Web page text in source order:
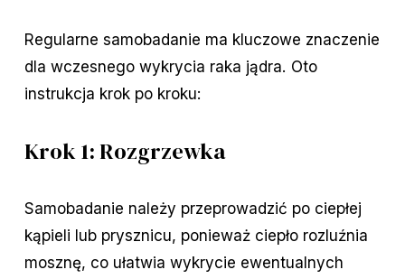
Regularne samobadanie ma kluczowe znaczenie
dla wczesnego wykrycia raka jądra. Oto
instrukcja krok po kroku:
Krok 1: Rozgrzewka
Samobadanie należy przeprowadzić po ciepłej
kąpieli lub prysznicu, ponieważ ciepło rozluźnia
mosznę, co ułatwia wykrycie ewentualnych